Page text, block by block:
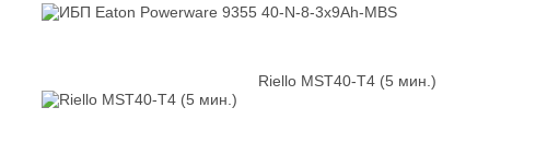
Riello MST40-T4 (5 мин.)